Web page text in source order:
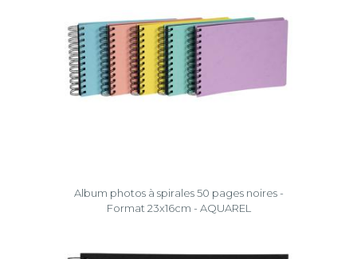
Album photos à spirales 50 pages noires -
Format 23x16cm - AQUAREL